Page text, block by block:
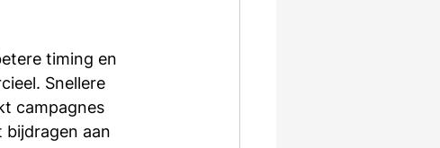
timing en
Snellere
campagnes
bijdragen aan